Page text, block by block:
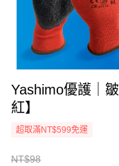
Yashimo優護｜
紅】
超取滿NT$599免運
NT$98